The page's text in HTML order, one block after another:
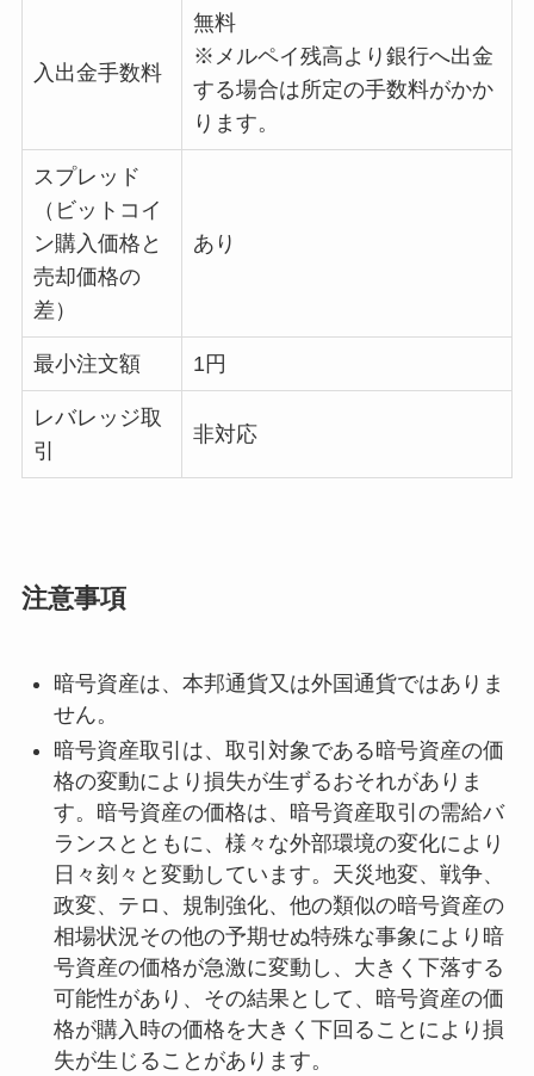
入出金手数料
無料
※メルペイ残高より銀行へ出金
する場合は所定の手数料がかか
ります。
スプレッド
（ビットコイ
ン購入価格と
売却価格の
差）
あり
最小注文額 1円
レバレッジ取
引
非対応
注意事項
暗号資産は、本邦通貨又は外国通貨ではありま
せん。
暗号資産取引は、取引対象である暗号資産の価
格の変動により損失が生ずるおそれがありま
す。暗号資産の価格は、暗号資産取引の需給バ
ランスとともに、様々な外部環境の変化により
日々刻々と変動しています。天災地変、戦争、
政変、テロ、規制強化、他の類似の暗号資産の
相場状況その他の予期せぬ特殊な事象により暗
号資産の価格が急激に変動し、大きく下落する
可能性があり、その結果として、暗号資産の価
格が購入時の価格を大きく下回ることにより損
失が生じることがあります。